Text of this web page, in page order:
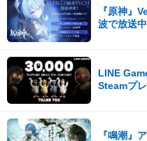
『原神』
波で放送
LINE
Steamプ
『鳴潮』